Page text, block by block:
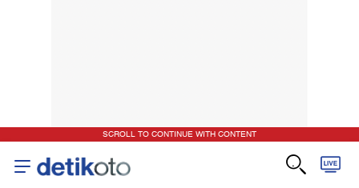
SCROLL TO CONTINUE WITH CONTENT